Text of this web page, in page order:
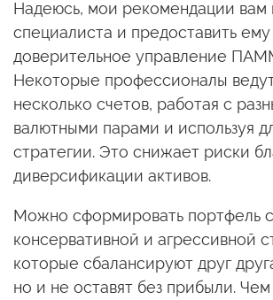
Надеюсь, мои рекомендации вам
специалиста и предоставить ему
доверительное управление
Некоторые профессионалы
несколько счетов, работая с
валютными парами и используя
стратегии. Это снижает риски
диверсификации активов.
Можно сформировать портфель
консервативной и агрессивной
которые сбалансируют друг
но и не оставят без прибыли.